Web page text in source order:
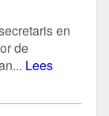
en
de
Lees